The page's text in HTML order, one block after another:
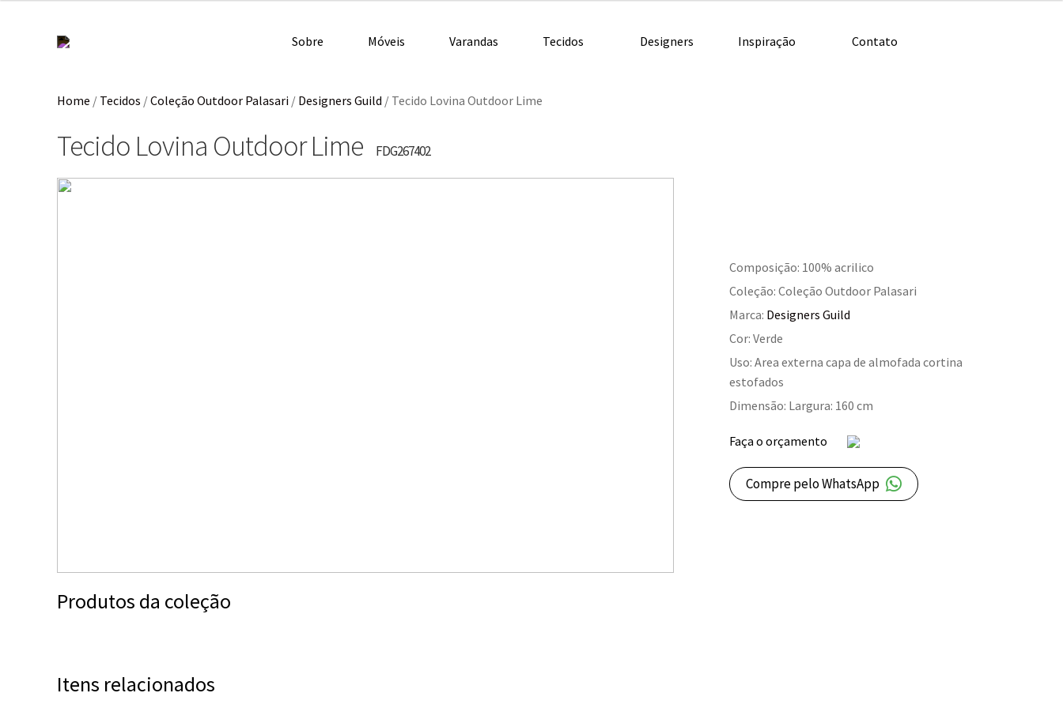
Sobre Móveis Varandas Tecidos Designers Inspiração Contato
Home / Tecidos /Coleção Outdoor Palasari / Designers Guild / Tecido Lovina Outdoor Lime
Tecido Lovina Outdoor Lime FDG267402
Composição: 100% acrilico
Coleção: Coleção Outdoor Palasari
Marca: Designers Guild
Cor: Verde
Uso: Area externa capa de almofada cortina
estofados
Dimensão: Largura: 160 cm
Faça o orçamento
Compre pelo WhatsApp
Produtos da coleção
Itens relacionados